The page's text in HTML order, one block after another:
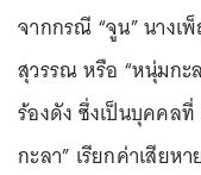
จากกรณี “จูน” นาง
สุวรรณ หรือ “หนุ่มกะ
ร้องดัง ซึ่งเป็นบุคคลที่
กะลา” เรียกค่าเสียห